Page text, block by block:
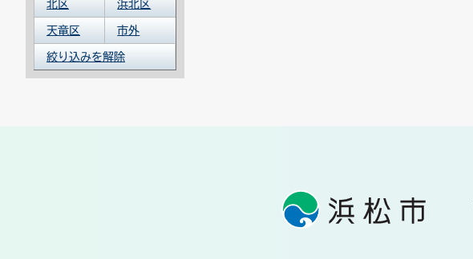
北区 浜北区
天竜区 市外
絞り込みを解除